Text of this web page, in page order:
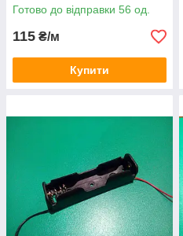
Готово до відправки 56 од.
115 ₴/м
Купити